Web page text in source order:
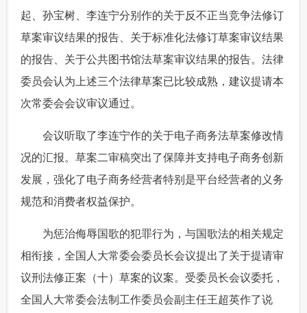
起、孙宝树、李连宁分别作的关于反不正当竞争法修订
草案审议结果的报告、关于标准化法修订草案审议结果
的报告、关于公共图书馆法草案审议结果的报告。法律
委员会认为上述三个法律草案已比较成熟，建议提请本
次常委会会议审议通过。
会议听取了李连宁作的关于电子商务法草案修改情
况的汇报。草案二审稿突出了保障并支持电子商务创新
发展，强化了电子商务经营者特别是平台经营者的义务
规范和消费者权益保护。
为惩治侮辱国歌的犯罪行为，与国歌法的相关规定
相衔接，全国人大常委会委员长会议提出了关于提请审
议刑法修正案（十）草案的议案。受委员长会议委托，
全国人大常委会法制工作委员会副主任王超英作了说